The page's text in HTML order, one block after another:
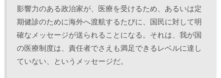
w
i
t
e
r
で
共
有
新
で
有
す
る
に
は
ク
ッ
n
e
d
I
n
で
共
(
(
し
い
ウ
ィ
ン
ド
で
影響力のある政治家が、医療を受けるため、あるいは定
期健診のために海外へ渡航するたびに、国民に対して明
確なメッセージが送られることになる。それは、我が国
の医療制度は、責任者でさえも満足できるレベルに達し
ていない、というメッセージだ。